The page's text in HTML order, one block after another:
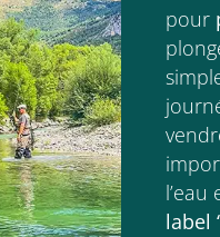
pour
label